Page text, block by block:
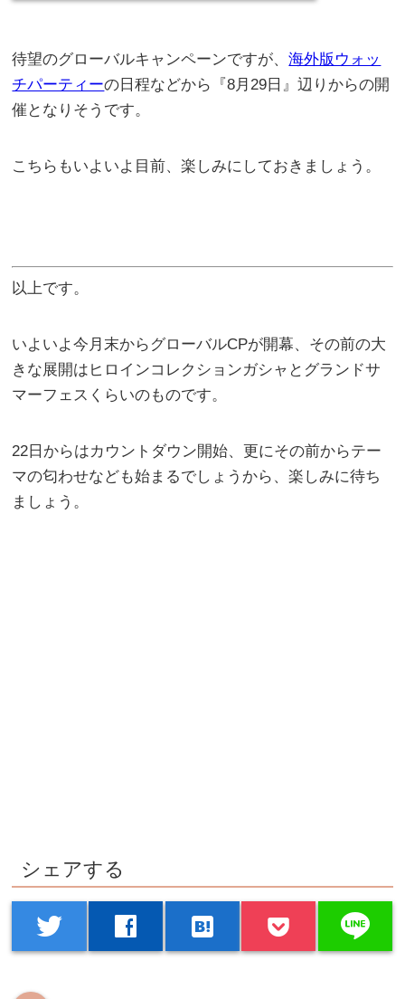
待望のグローバルキャンペーンですが、海外版ウォッ
チパーティーの日程などから『8月29日』辺りからの開
催となりそうです。
こちらもいよいよ目前、楽しみにしておきましょう。
以上です。
いよいよ今月末からグローバルCPが開幕、その前の大
きな展開はヒロインコレクションガシャとグランドサ
マーフェスくらいのものです。
22日からはカウントダウン開始、更にその前からテー
マの匂わせなども始まるでしょうから、楽しみに待ち
ましょう。
シェアする
twitter facebook hatenabookmark line